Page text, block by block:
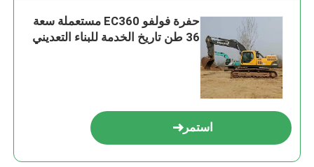
حفرة فولفو EC360 مستعملة سعة
36 طن تاريخ الخدمة للبناء التعديني
استمر